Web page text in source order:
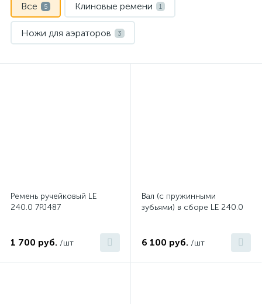
Все 5 Клиновые ремени 1
Ножи для аэраторов 3
Ремень ручейковый LE
240.0 7PJ487
1 700 руб. /шт
Вал (с пружинными
зубьями) в сборе LE 240.0
6 100 руб. /шт